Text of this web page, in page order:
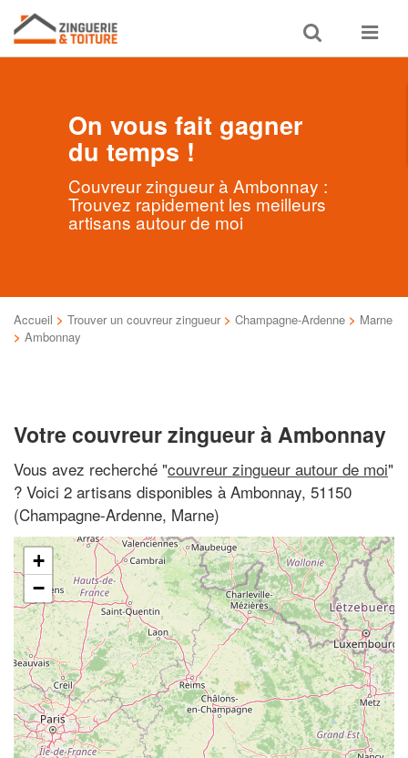
Toggle
search
Toggle
On vous fait gagner
du temps !
Couvreur zingueur à Ambonnay :
Trouvez rapidement les meilleurs
artisans autour de moi
Accueil > Trouver un couvreur zingueur > Champagne-Ardenne > Marne
> Ambonnay
Votre couvreur zingueur à Ambonnay
Vous avez recherché "couvreur zingueur autour de moi"
? Voici 2 artisans disponibles à Ambonnay, 51150
(Champagne-Ardenne, Marne)
+
−